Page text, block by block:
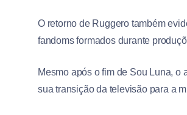
O retorno de Ruggero também
fandoms formados durante
Mesmo após o fim de Sou Luna, o
sua transição da televisão para a